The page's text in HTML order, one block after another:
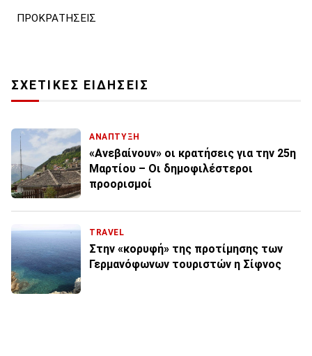
ΠΡΟΚΡΑΤΗΣΕΙΣ
ΣΧΕΤΙΚΕΣ ΕΙΔΗΣΕΙΣ
ΑΝΑΠΤΥΞΗ
«Ανεβαίνουν» οι κρατήσεις για την 25η
Μαρτίου – Οι δημοφιλέστεροι
προορισμοί
TRAVEL
Στην «κορυφή» της προτίμησης των
Γερμανόφωνων τουριστών η Σίφνος